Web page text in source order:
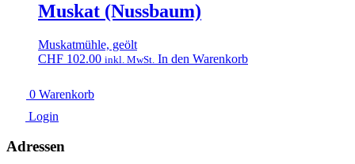
Muskat (Nussbaum)
Muskatmühle, geölt
CHF 102.00 inkl. MwSt. In den Warenkorb
0 Warenkorb
Login
Adressen